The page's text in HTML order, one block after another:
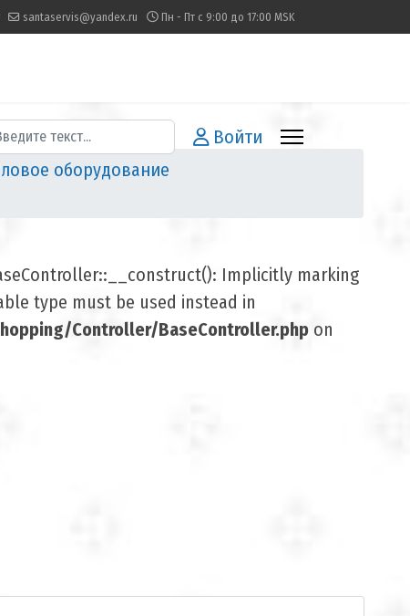
santaservis@yandex.ru Пн - Пт с 9:00 до 17:00 MSK
Войти
оборудование
Implicitly marking
type must be used instead in
Controller/BaseController.phpon